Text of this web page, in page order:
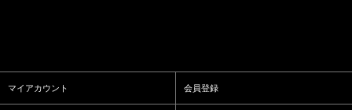
マイアカウント 会員登録